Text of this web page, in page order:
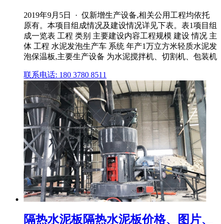
2019年9月5日 · 仅新增生产设备,相关公用工程均依托
原有。本项目组成情况及建设情况详见下表。表1项目组
成一览表 工程 类别 主要建设内容工程规模 建设 情况 主
体 工程 水泥发泡生产车 系统 年产1万立方米轻质水泥发
泡保温板,主要生产设备 为水泥搅拌机、切割机、包装机
联系电话: 180 3780 8511
隔热水泥板隔热水泥板价格、图片、